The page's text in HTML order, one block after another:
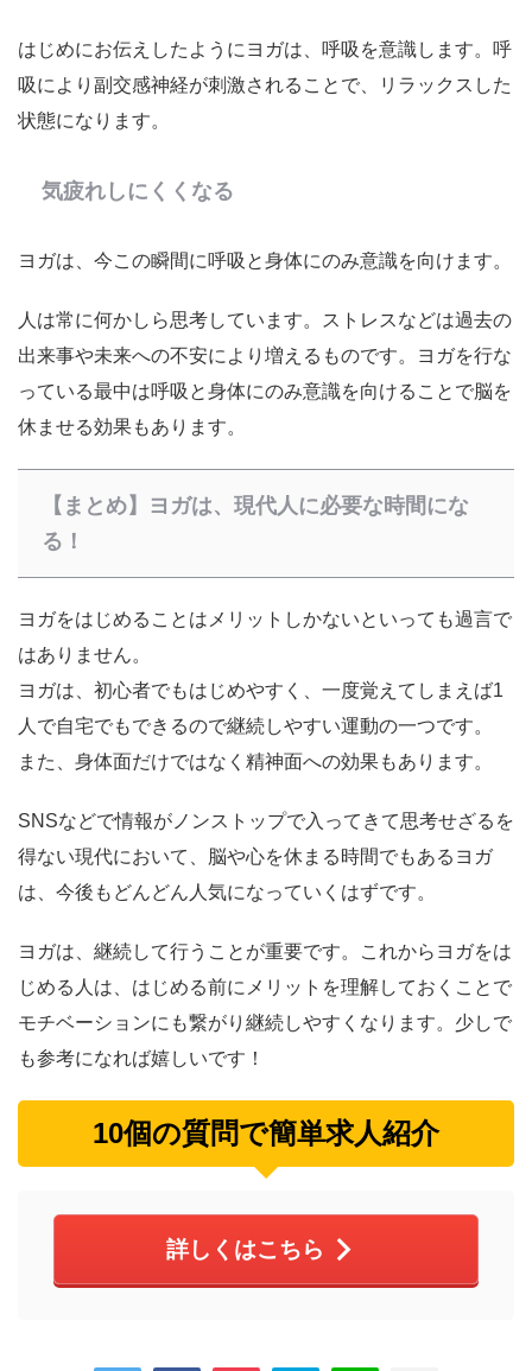
はじめにお伝えしたようにヨガは、呼吸を意識します。呼
吸により副交感神経が刺激されることで、リラックスした
状態になります。
気疲れしにくくなる
ヨガは、今この瞬間に呼吸と身体にのみ意識を向けます。
人は常に何かしら思考しています。ストレスなどは過去の
出来事や未来への不安により増えるものです。ヨガを行な
っている最中は呼吸と身体にのみ意識を向けることで脳を
休ませる効果もあります。
【まとめ】ヨガは、現代人に必要な時間にな
る！
ヨガをはじめることはメリットしかないといっても過言で
はありません。
ヨガは、初心者でもはじめやすく、一度覚えてしまえば1
人で自宅でもできるので継続しやすい運動の一つです。
また、身体面だけではなく精神面への効果もあります。
SNSなどで情報がノンストップで入ってきて思考せざるを
得ない現代において、脳や心を休まる時間でもあるヨガ
は、今後もどんどん人気になっていくはずです。
ヨガは、継続して行うことが重要です。これからヨガをは
じめる人は、はじめる前にメリットを理解しておくことで
モチベーションにも繋がり継続しやすくなります。少しで
も参考になれば嬉しいです！
10個の質問で簡単求人紹介
詳しくはこちら